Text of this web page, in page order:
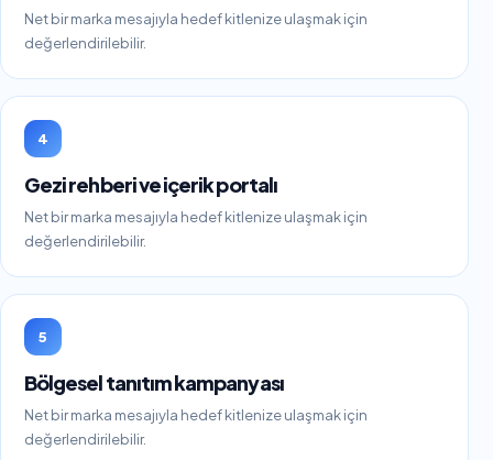
Net bir marka mesajıyla hedef kitlenize ulaşmak için
değerlendirilebilir.
4
Gezi rehberi ve içerik portalı
Net bir marka mesajıyla hedef kitlenize ulaşmak için
değerlendirilebilir.
5
Bölgesel tanıtım kampanyası
Net bir marka mesajıyla hedef kitlenize ulaşmak için
değerlendirilebilir.